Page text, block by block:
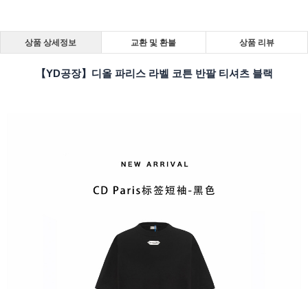
상품 상세정보 교환 및 환불 상품 리뷰
【YD공장】디올 파리스 라벨 코튼 반팔 티셔츠 블랙